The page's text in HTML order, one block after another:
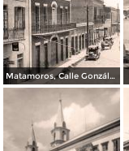
Matamoros, Calle González, 1930